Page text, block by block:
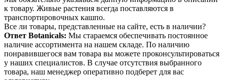
к товару. Живые растения всегда поставляются в
транспортировочных кашпо.
Все ли товары, представленные на сайте, есть в наличии?
Ответ Botanicals: Мы стараемся обеспечивать постоянное
наличие ассортимента на нашем складе. По наличию
понравившегося вам товара вы можете проконсультироваться
у наших специалистов. В случае отсутствия выбранного
товара, наш менеджер оперативно подберет для вас